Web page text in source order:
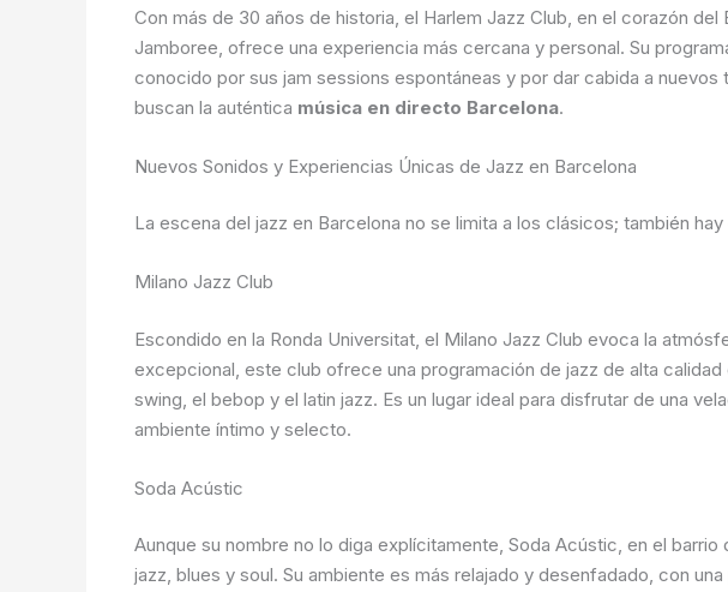
Con más de 30 años de historia, el Harlem Jazz Club, en el corazón
Jamboree, ofrece una experiencia más cercana y personal. Su
conocido por sus jam sessions espontáneas y por dar cabida a
buscan la auténtica música en directo Barcelona.
Nuevos Sonidos y Experiencias Únicas de Jazz en Barcelona
La escena del jazz en Barcelona no se limita a los clásicos; también
Milano Jazz Club
Escondido en la Ronda Universitat, el Milano Jazz Club evoca la
excepcional, este club ofrece una programación de jazz de alta
swing, el bebop y el latin jazz. Es un lugar ideal para disfrutar de una
ambiente íntimo y selecto.
Soda Acústic
Aunque su nombre no lo diga explícitamente, Soda Acústic, en el
jazz, blues y soul. Su ambiente es más relajado y desenfadado, con